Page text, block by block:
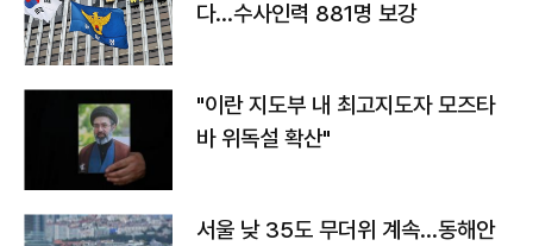
다…수사인력 881명 보강
"이란 지도부 내 최고지도자 모즈타
바 위독설 확산"
서울 낮 35도 무더위 계속…동해안